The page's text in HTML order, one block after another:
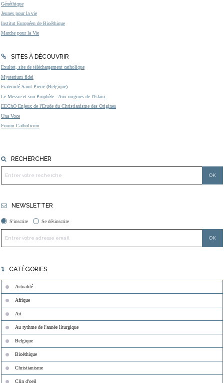
Généthique
Jeunes pour la vie
Institut Européen de Bioéthique
Marche pour la Vie
SITES À DÉCOUVRIR
Exultet, site de téléchargement catholique
Mysterium fidei
Fraternité Saint-Pierre (Belgique)
Le Messie et son Prophète - Aux origines de l'Islam
EEChO Enjeux de l'Etude du Christianisme des Origines
Una Voce
Forum Catholicum
RECHERCHER
NEWSLETTER
S'inscrire Se désinscrire
CATÉGORIES
Actualité
Afrique
Art
Au rythme de l'année liturgique
Belgique
Bioéthique
Christianisme
Clin d'oeil